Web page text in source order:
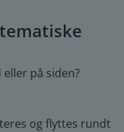
på siden?
og flyttes rundt